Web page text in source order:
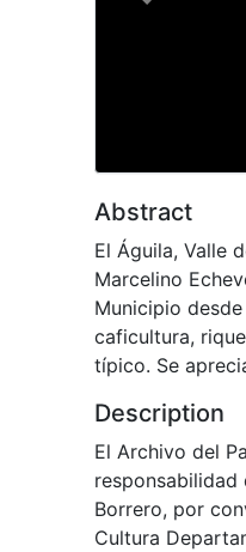
Previous
Abstract
El Águila, Valle
Marcelino
Municipio
caficultura,
típico. Se
Description
El Archivo del
responsabilidad
Borrero, por
Cultura